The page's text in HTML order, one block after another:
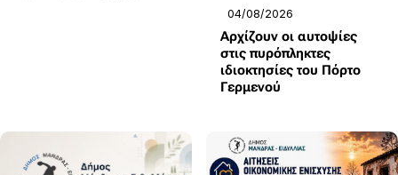
04/08/2026
Αρχίζουν οι αυτοψίες
στις πυρόπληκτες
ιδιοκτησίες του Πόρτο
Γερμενού